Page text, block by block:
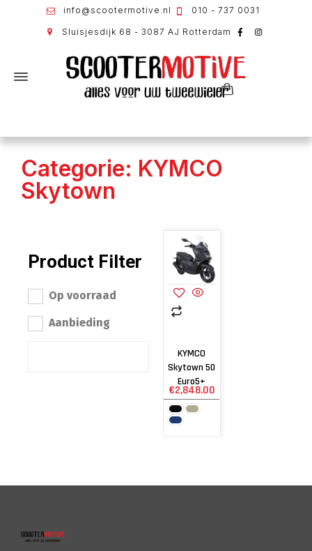
info@scootermotive.nl 010 - 737 0031
Sluisjesdijk 68 - 3087 AJ Rotterdam
Categorie: KYMCO
Skytown
Product Filter
Op voorraad
Aanbieding
KYMCO
Skytown 50
Euro5+
€2,848.00